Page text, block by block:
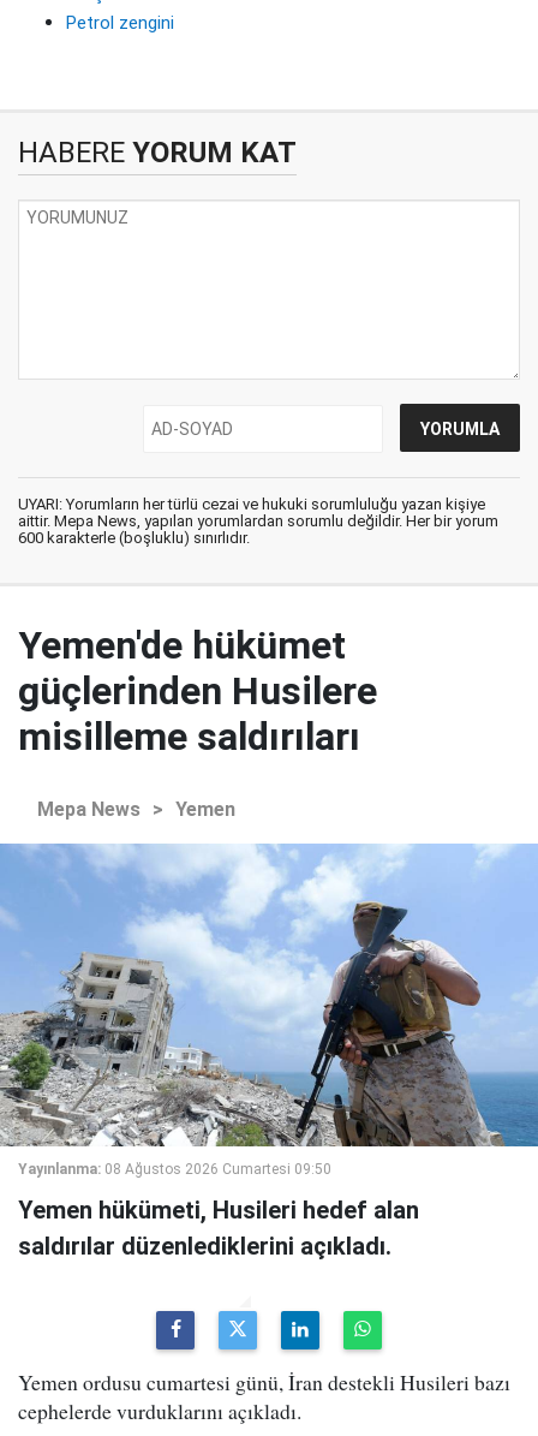
Petrol zengini
HABERE YORUM KAT
UYARI: Yorumların her türlü cezai ve hukuki sorumluluğu yazan kişiye
aittir. Mepa News, yapılan yorumlardan sorumlu değildir. Her bir yorum
600 karakterle (boşluklu) sınırlıdır.
Yemen'de hükümet
güçlerinden Husilere
misilleme saldırıları
Mepa News > Yemen
Yayınlanma: 08 Ağustos 2026 Cumartesi 09:50
Yemen hükümeti, Husileri hedef alan
saldırılar düzenlediklerini açıkladı.
Yemen ordusu cumartesi günü, İran destekli Husileri bazı
cephelerde vurduklarını açıkladı.